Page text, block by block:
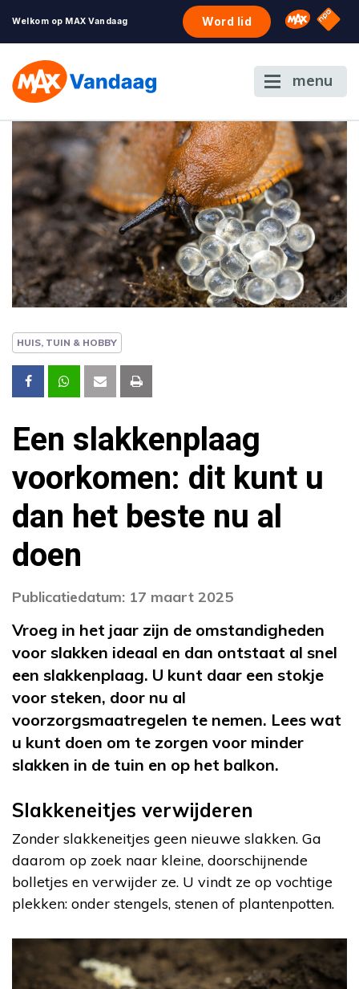
Welkom op MAX Vandaag Word lid Omroep
NPO
menu
HUIS, TUIN & HOBBY
Een slakkenplaag
voorkomen: dit kunt u
dan het beste nu al
doen
Publicatiedatum: 17 maart 2025
Vroeg in het jaar zijn de omstandigheden
voor slakken ideaal en dan ontstaat al snel
een slakkenplaag. U kunt daar een stokje
voor steken, door nu al
voorzorgsmaatregelen te nemen. Lees wat
u kunt doen om te zorgen voor minder
slakken in de tuin en op het balkon.
Slakkeneitjes verwijderen
Zonder slakkeneitjes geen nieuwe slakken. Ga
daarom op zoek naar kleine, doorschijnende
bolletjes en verwijder ze. U vindt ze op vochtige
plekken: onder stengels, stenen of plantenpotten.